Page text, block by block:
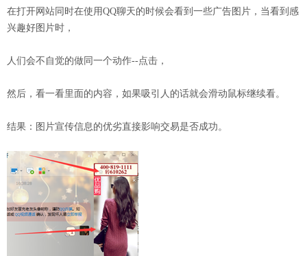
在打开网站同时在使用QQ聊天的时候会看到一些广告图片，当看到感
兴趣好图片时，
人们会不自觉的做同一个动作--点击，
然后，看一看里面的内容，如果吸引人的话就会滑动鼠标继续看。
结果：图片宣传信息的优劣直接影响交易是否成功。